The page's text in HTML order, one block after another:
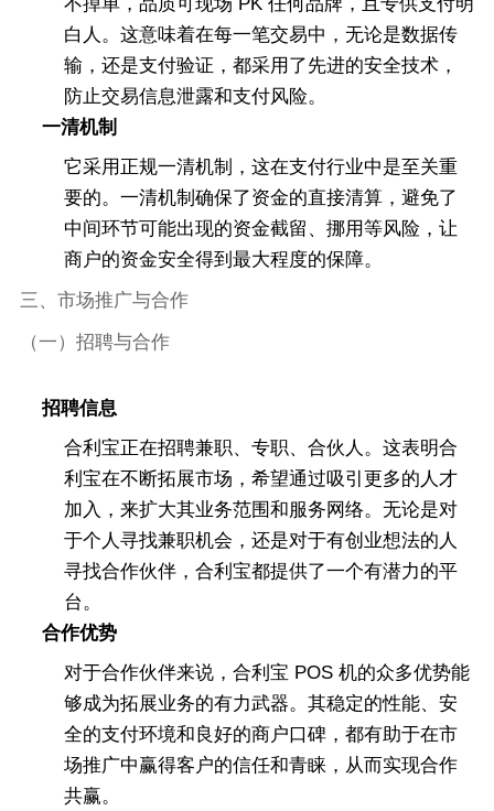
白人。这意味着在每一笔交易中，无论是数据传
输，还是支付验证，都采用了先进的安全技术，
防止交易信息泄露和支付风险。
一清机制
它采用正规一清机制，这在支付行业中是至关重
要的。一清机制确保了资金的直接清算，避免了
中间环节可能出现的资金截留、挪用等风险，让
商户的资金安全得到最大程度的保障。
三、市场推广与合作
（一）招聘与合作
招聘信息
合利宝正在招聘兼职、专职、合伙人。这表明合
利宝在不断拓展市场，希望通过吸引更多的人才
加入，来扩大其业务范围和服务网络。无论是对
于个人寻找兼职机会，还是对于有创业想法的人
寻找合作伙伴，合利宝都提供了一个有潜力的平
台。
合作优势
对于合作伙伴来说，合利宝 POS 机的众多优势能
够成为拓展业务的有力武器。其稳定的性能、安
全的支付环境和良好的商户口碑，都有助于在市
场推广中赢得客户的信任和青睐，从而实现合作
共赢。